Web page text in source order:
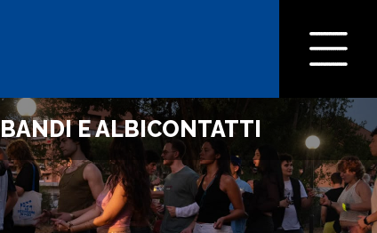
BANDI E ALBICONTATTI